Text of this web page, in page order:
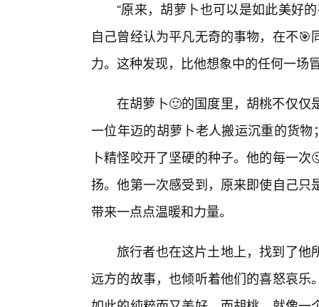
“原来，胡萝卜也可以是如此美好
自己曾经认为平凡无奇的事物，在不
力。这种发现，比他想象中的任何一场
在胡萝卜🙂的国度里，胡桃不仅仅
一位年迈的胡萝卜老人搬运沉重的货
卜精怪咬开了坚硬的种子。他的每一
扬。他第一次感受到，原来即使自己
带来一点点温暖和力量。
旅行者也在这片土地上，找到了
远方的故事，也倾听着他们的喜怒哀